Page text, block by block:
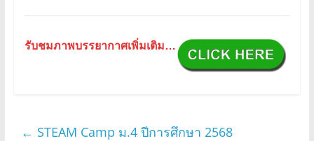
รับชมภาพบรรยากาศเพิ่มเติม…
← STEAM Camp ม.4 ปีการศึกษา 2568